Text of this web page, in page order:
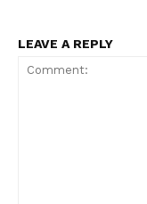
LEAVE A REPLY